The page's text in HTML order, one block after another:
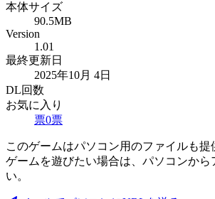
本体サイズ
90.5MB
Version
1.01
最終更新日
2025年10月 4日
DL回数
お気に入り
票0票
このゲームはパソコン用のファイルも提
ゲームを遊びたい場合は、パソコンから
い。